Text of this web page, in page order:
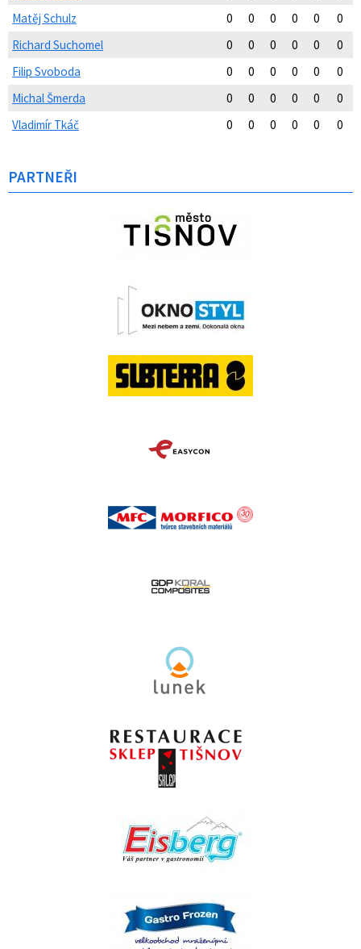
Matěj Schulz
0 0 0 0 0
0
Richard Suchomel
0 0 0 0 0
0
Filip Svoboda
0 0 0 0 0
0
Michal Šmerda
0 0 0 0 0
0
Vladimír Tkáč
0 0 0 0 0 0
PARTNEŘI